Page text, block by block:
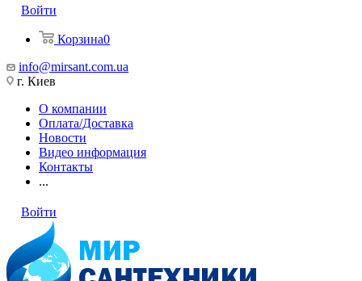
Войти
Корзина0
info@mirsant.com.ua
г. Киев
О компании
Оплата/Доставка
Новости
Видео информация
Контакты
...
Войти